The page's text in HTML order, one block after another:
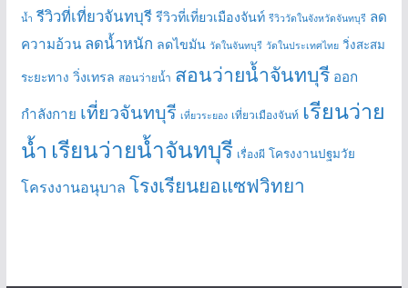
น้ำ รีวิวที่เที่ยวจันทบุรี รีวิวที่เที่ยวเมืองจันท์ รีวิววัดในจังหวัดจันทบุรี ลด
ความอ้วน ลดน้ำหนัก ลดไขมัน วัดในจันทบุรี วัดในประเทศไทย วิ่งสะสม
ระยะทาง วิ่งเทรล สอนว่ายน้ำ สอนว่ายน้ำจันทบุรี ออก
กำลังกาย เที่ยวจันทบุรี เที่ยวระยอง เที่ยวเมืองจันท์ เรียนว่าย
น้ำ เรียนว่ายน้ำจันทบุรี เรื่องผี โครงงานปฐมวัย
โครงงานอนุบาล โรงเรียนยอแซฟวิทยา